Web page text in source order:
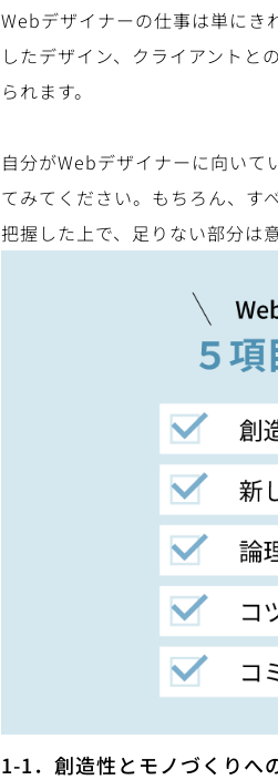
Webデザイナーの仕事は単にき
したデザイン、クライアントと
られます。
自分がWebデザイナーに向いて
てみてください。もちろん、す
把握した上で、足りない部分は
1-1．創造性とモノづくりへ